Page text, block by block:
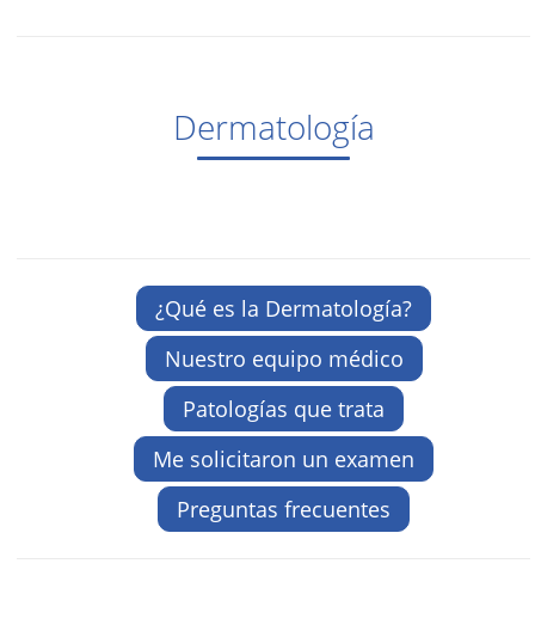
Dermatología
¿Qué es la Dermatología?
Nuestro equipo médico
Patologías que trata
Me solicitaron un examen
Preguntas frecuentes